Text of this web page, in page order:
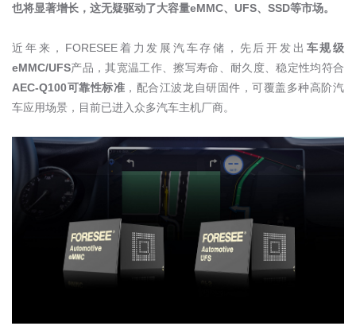
也将显著增长，这无疑驱动了大容量eMMC、 UFS、 SSD等市场。
近年来， FORESEE着力发展汽车存储，先后开发出 车规级
eMMC/UFS产品，其宽温工作、擦写寿命、耐久度、稳定性均符合
AEC-Q100可靠性标准 ，配合江波龙自研固件，可覆盖多种高阶汽
车应用场景，目前已进入众多汽车主机厂商。